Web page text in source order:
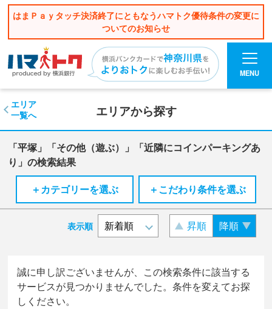
はまＰａｙタッチ決済終了にともなうハマトク優待条件の変更に
ついてのお知らせ
MENU
エリアから探す
エリア
一覧へ
「平塚」「その他（遊ぶ）」「近隣にコインパーキングあ
り」の検索結果
＋カテゴリーを選ぶ
＋こだわり条件を選ぶ
表示順 昇順 降順
誠に申し訳ございませんが、この検索条件に該当する
サービスが見つかりませんでした。条件を変えてお探
しください。